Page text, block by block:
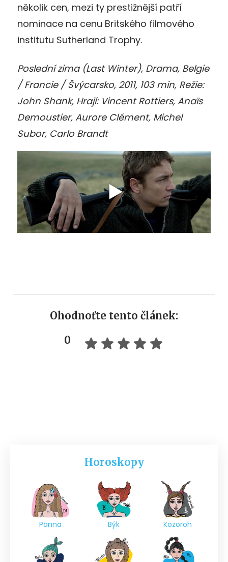
několik cen, mezi ty prestižnější patří
nominace na cenu Britského filmového
institutu Sutherland Trophy.
Poslední zima (Last Winter), Drama, Belgie
/ Francie / Švýcarsko, 2011, 103 min, Režie:
John Shank, Hrají: Vincent Rottiers, Anaïs
Demoustier, Aurore Clément, Michel
Subor, Carlo Brandt
Ohodnoťte tento článek:
0
Horoskopy
Panna Býk Kozoroh